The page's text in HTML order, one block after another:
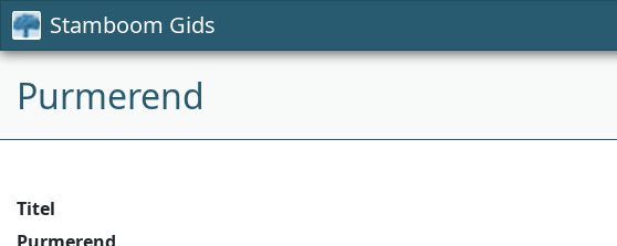
Stamboom Gids
Purmerend
Titel